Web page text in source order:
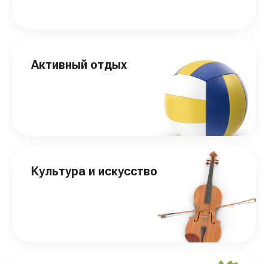
Активный отдых
Культура и искусство